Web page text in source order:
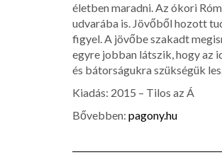
életben maradni. Az ókori
udvarába is. Jövőből hozott
figyel. A jövőbe szakadt
egyre jobban látszik, hogy az
és bátorságukra szükségük
Kiadás: 2015 – Tilos az Á
Bővebben: pagony.hu